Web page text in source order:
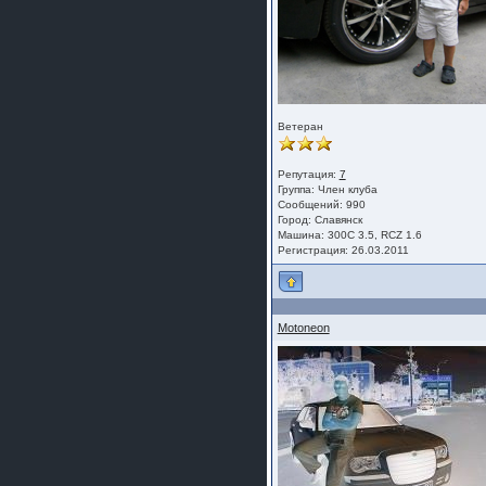
Ветеран
Репутация: 7
Группа: Член клуба
Сообщений: 990
Город: Славянск
Машина: 300С 3.5, RCZ 1.6
Регистрация: 26.03.2011
Motoneon